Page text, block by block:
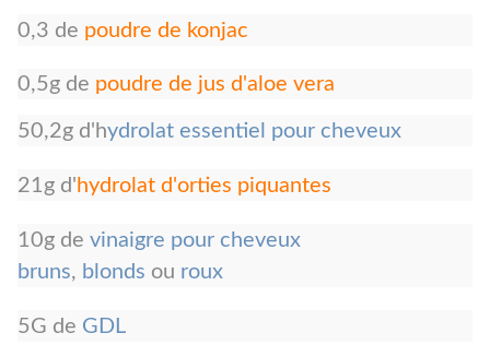
0,3 de poudre de konjac
0,5g de poudre de jus d'aloe vera
50,2g d'hydrolat essentiel pour cheveux
21g d' hydrolat d'orties piquantes
10g de vinaigre pour cheveux
bruns, blonds ou roux
5G de GDL